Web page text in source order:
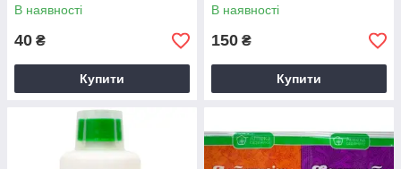
В наявності
40 ₴
Купити
В наявності
150 ₴
Купити